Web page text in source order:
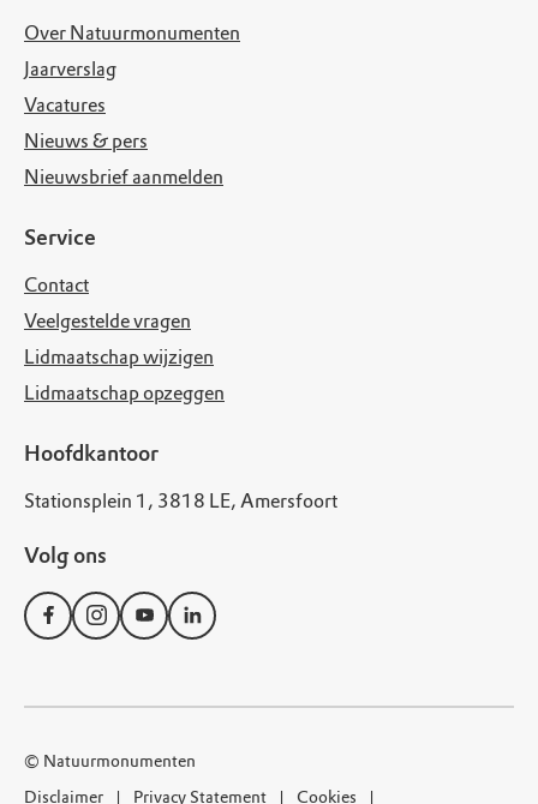
Over Natuurmonumenten
Jaarverslag
Vacatures
Nieuws & pers
Nieuwsbrief aanmelden
Service
Contact
Veelgestelde vragen
Lidmaatschap wijzigen
Lidmaatschap opzeggen
Hoofdkantoor
Stationsplein 1, 3818 LE, Amersfoort
Volg ons
© Natuurmonumenten
Disclaimer
Privacy Statement Cookies